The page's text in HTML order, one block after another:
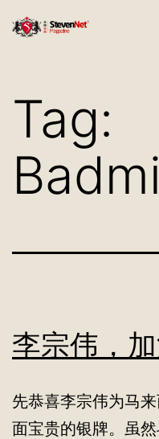
Skip
StevenNet
Tag:
李宗伟，加
先恭喜李宗伟为马
面宝贵的银牌。虽